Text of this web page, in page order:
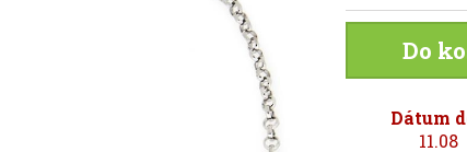
Do
Dátum
11.08